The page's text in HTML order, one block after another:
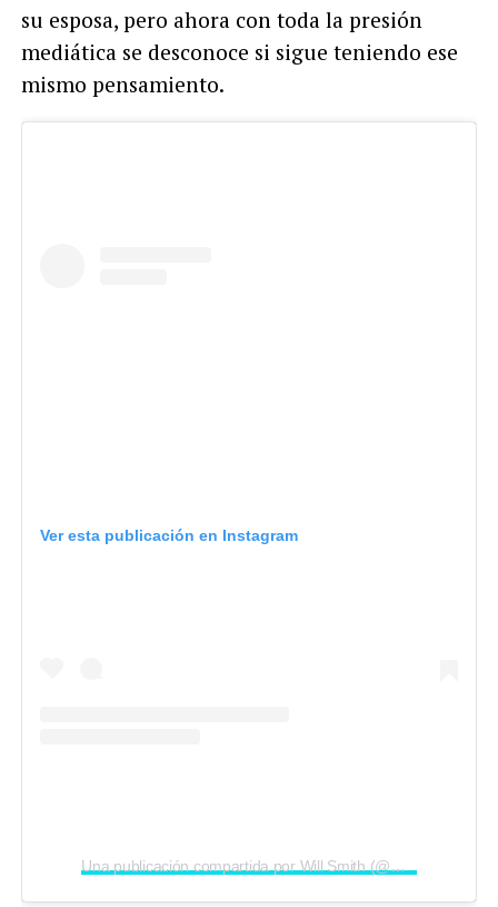
su esposa, pero ahora con toda la presión
mediática se desconoce si sigue teniendo ese
mismo pensamiento.
Ver esta publicación en Instagram
Una publicación compartida por Will Smith (@willsmith)